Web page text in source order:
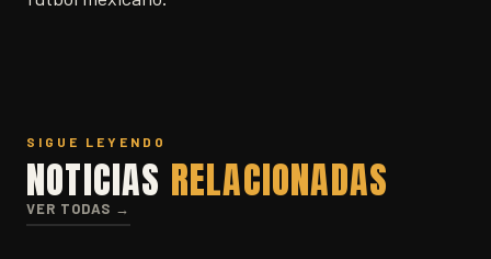
SIGUE LEYENDO
NOTICIAS RELACIONADAS
VER TODAS →